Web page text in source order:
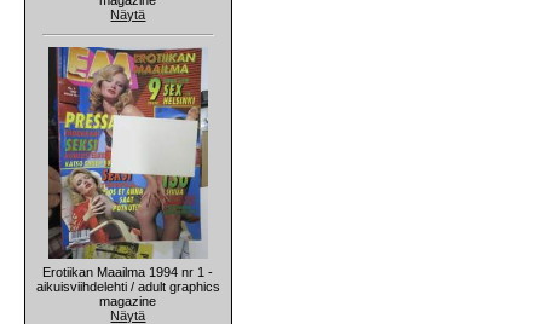
Näytä
Erotiikan Maailma 1994 nr 1 -
aikuisviihdelehti / adult graphics
magazine
Näytä